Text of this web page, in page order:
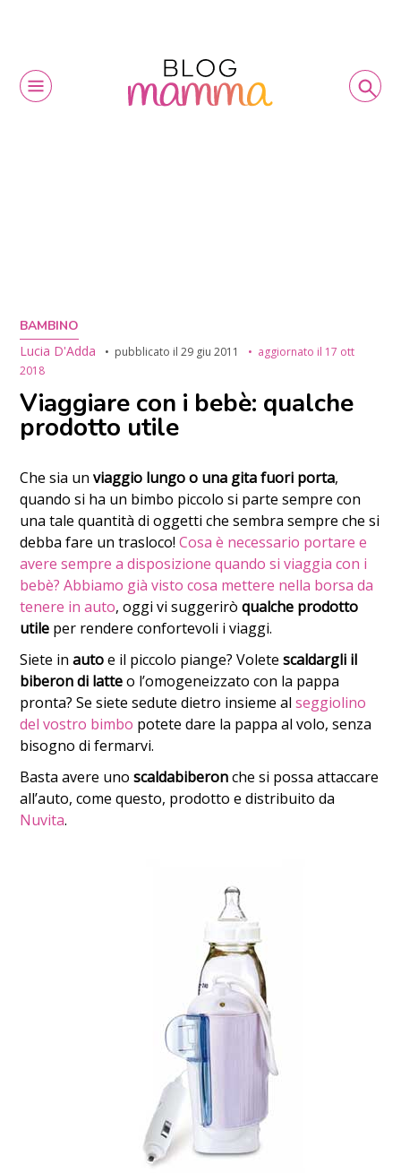
BAMBINO
Lucia D'Adda
pubblicato il29 giu 2011 aggiornato il 17 ott
2018
Viaggiare con i bebè: qualche
prodotto utile
Che sia un viaggio lungo o una gita fuori porta,
quando si ha un bimbo piccolo si parte sempre con
una tale quantità di oggetti che sembra sempre che si
debba fare un trasloco!Cosa è necessario portare e
avere sempre a disposizione quando si viaggia con i
bebè? Abbiamo già visto cosa mettere nella borsa da
tenere in auto, oggi vi suggeriròqualche prodotto
utile per rendere confortevoli i viaggi.
Siete inautoe il piccolo piange? Volete scaldargli il
biberon di latteo l’omogeneizzato con la pappa
pronta? Se siete sedute dietro insieme alseggiolino
del vostro bimbo potete dare la pappa al volo, senza
bisogno di fermarvi.
Basta avere unoscaldabiberonche si possa attaccare
all’auto, come questo, prodotto e distribuito da
Nuvita.